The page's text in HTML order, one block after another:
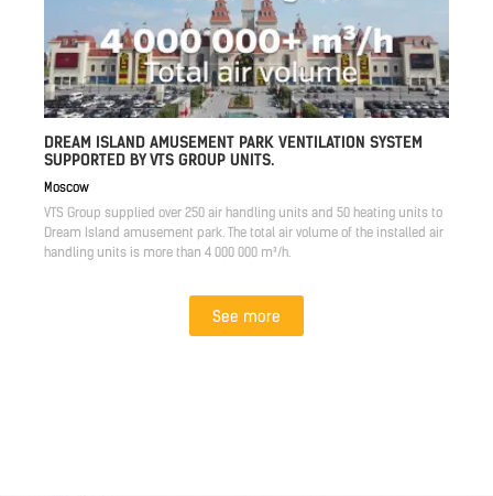
DREAM ISLAND AMUSEMENT PARK VENTILATION SYSTEM
SUPPORTED BY VTS GROUP UNITS.
Moscow
VTS Group supplied over 250 air handling units and 50 heating units to
Dream Island amusement park. The total air volume of the installed air
handling units is more than 4 000 000 m³/h.
See more